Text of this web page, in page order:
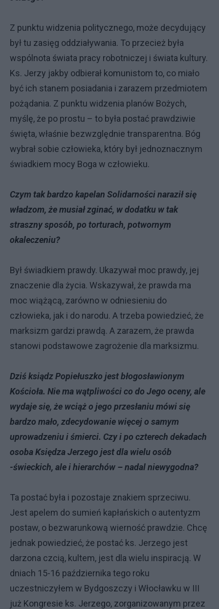
Z punktu widzenia politycznego, może decydujący
był tu zasięg oddziaływania. To przecież była
wspólnota świata pracy robotniczej i świata kultury.
Ks. Jerzy jakby odbierał komunistom to, co miało
być ich stanem posiadania i zarazem przedmiotem
pożądania. Z punktu widzenia planów Bożych,
myślę, że po prostu – to była postać prawdziwie
święta, właśnie bezwzględnie transparentna. Bóg
wybrał sobie człowieka, który był jednoznacznym
świadkiem mocy Boga w człowieku.
Czym tak bardzo kapelan Solidarności naraził się
władzom, że musiał zginać, w dodatku w tak
straszny sposób, po torturach, potwornym
okaleczeniu?
Był świadkiem prawdy. Ukazywał moc prawdy, jej
znaczenie dla życia. Wskazywał, że prawda ma
moc wiążącą, zarówno w odniesieniu do
człowieka, jak i do narodu. A trzeba powiedzieć, że
marksizm gardzi prawdą. A zarazem, że prawda
stanowi podstawowe zagrożenie dla marksizmu.
Dziś ksiądz Popiełuszko jest błogosławionym
Kościoła. Nie ma wątpliwości co do Jego oceny, ale
wydaje się, że wciąż o jego przesłaniu mówi się
bardzo mało, zdecydowanie więcej o samym
uprowadzeniu i śmierci. Czy i po czterech dekadach
osoba Księdza Jerzego jest dla wielu osób
-świeckich, ale i hierarchów – nadal niewygodna?
Ta postać była i pozostaje znakiem sprzeciwu.
Jest apelem do sumień kapłańskich o autentyzm
postaw, o bezwarunkową wierność prawdzie. Chcę
jednak powiedzieć, że postać ks. Jerzego jest
darzona czcią, kultem, jest dla wielu inspiracją. W
dniach 15-16 października tego roku
uczestniczyłem w Bydgoszczy i Włocławku w III
już Kongresie ks. Jerzego, zorganizowanym przez